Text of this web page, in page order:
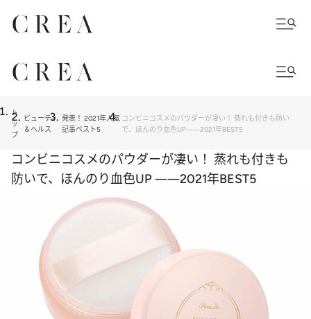
ト
ッ
プ
ビューティ
＆ヘルス
発表！ 2021年人気
記事ベスト5
コンビニコスメのパウダーが凄い！ 蒸れも付きも防い
で、ほんのり血色UP――2021年BEST5
コンビニコスメのパウダーが凄い！ 蒸れも付きも
防いで、ほんのり血色UP ――2021年BEST5